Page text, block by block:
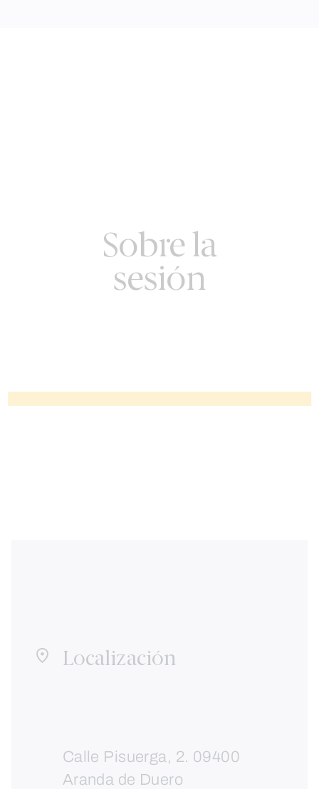
Sobre la
sesión
Localización
Calle Pisuerga, 2. 09400
Aranda de Duero